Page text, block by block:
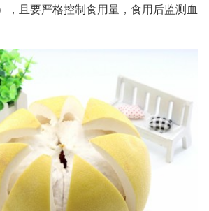
，且要严格控制食用量，食用后监测血